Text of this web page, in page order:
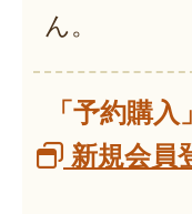
ん。
「予約購
新規会員